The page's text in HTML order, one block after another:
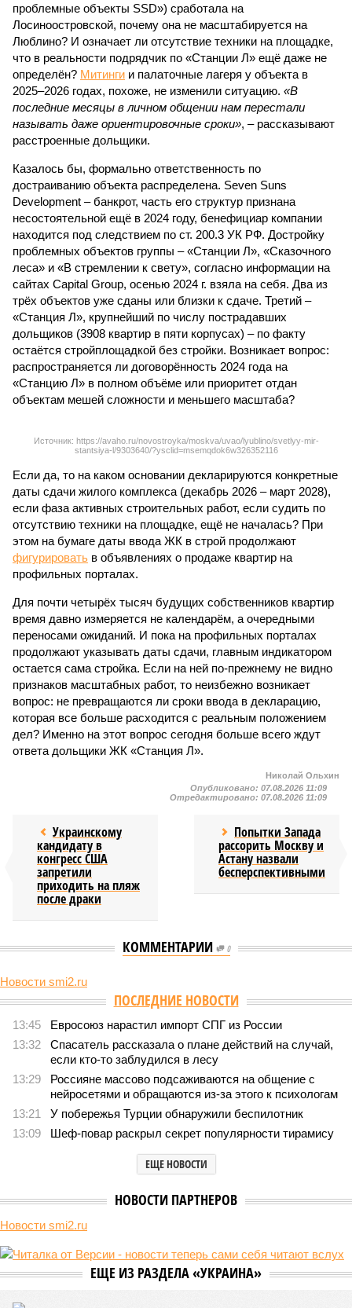
проблемные объекты SSD») сработала на
Лосиноостровской, почему она не масштабируется на
Люблино? И означает ли отсутствие техники на площадке,
что в реальности подрядчик по «Станции Л» ещё даже не
определён? Митинги и палаточные лагеря у объекта в
2025–2026 годах, похоже, не изменили ситуацию. «В
последние месяцы в личном общении нам перестали
называть даже ориентировочные сроки», – рассказывают
расстроенные дольщики.
Казалось бы, формально ответственность по
достраиванию объекта распределена. Seven Suns
Development – банкрот, часть его структур признана
несостоятельной ещё в 2024 году, бенефициар компании
находится под следствием по ст. 200.3 УК РФ. Достройку
проблемных объектов группы – «Станции Л», «Сказочного
леса» и «В стремлении к свету», согласно информации на
сайтах Capital Group, осенью 2024 г. взяла на себя. Два из
трёх объектов уже сданы или близки к сдаче. Третий –
«Станция Л», крупнейший по числу пострадавших
дольщиков (3908 квартир в пяти корпусах) – по факту
остаётся стройплощадкой без стройки. Возникает вопрос:
распространяется ли договорённость 2024 года на
«Станцию Л» в полном объёме или приоритет отдан
объектам мешей сложности и меньшего масштаба?
Источник: https://avaho.ru/novostroyka/moskva/uvao/lyublino/svetlyy-mir-
stantsiya-l/9303640/?ysclid=msemqdok6w326352116
Если да, то на каком основании декларируются конкретные
даты сдачи жилого комплекса (декабрь 2026 – март 2028),
если фаза активных строительных работ, если судить по
отсутствию техники на площадке, ещё не началась? При
этом на бумаге даты ввода ЖК в строй продолжают
фигурировать в объявлениях о продаже квартир на
профильных порталах.
Для почти четырёх тысяч будущих собственников квартир
время давно измеряется не календарём, а очередными
переносами ожиданий. И пока на профильных порталах
продолжают указывать даты сдачи, главным индикатором
остается сама стройка. Если на ней по-прежнему не видно
признаков масштабных работ, то неизбежно возникает
вопрос: не превращаются ли сроки ввода в декларацию,
которая все больше расходится с реальным положением
дел? Именно на этот вопрос сегодня больше всего ждут
ответа дольщики ЖК «Станция Л».
Николай Ольхин
Опубликовано: 07.08.2026 11:09
Отредактировано: 07.08.2026 11:09
Украинскому
кандидату в
конгресс США
запретили
приходить на пляж
после драки
Попытки Запада
рассорить Москву и
Астану назвали
бесперспективными
КОММЕНТАРИИ 0
Новости smi2.ru
Земля уже не раз показывала человечеству свой
крутой нрав – когда покажет снова?
Земля уже не раз показывала человечеству свой крутой
нрав – когда покажет снова?
Последние времена
покажет снова? (фото: АР-ТАСС)
Природа постоянно вступает в противоречие с нами. Ведь пока
она стремится всё на планете держать в балансе, человечество
не особенно церемонится с окружающей средой. Самые
массовые катастрофы в прошлом – какими они были? Какие
ждут нас со дня на день и чем грозят?